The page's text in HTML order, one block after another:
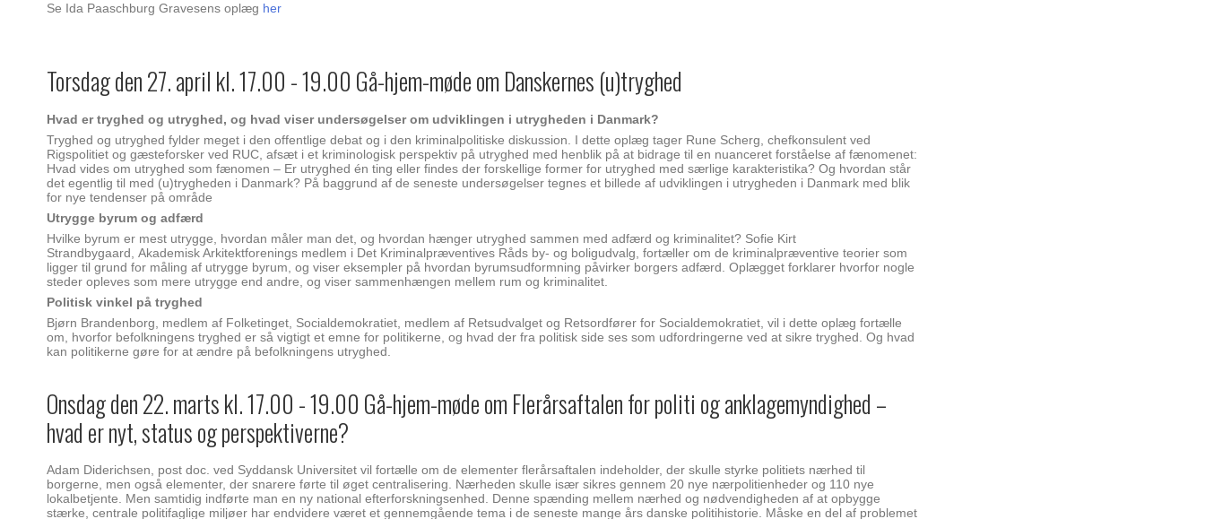
Se Ida Paaschburg Gravesens oplæg her
Torsdag den 27. april kl. 17.00 - 19.00 Gå-hjem-møde om Danskernes (u)tryghed
Hvad er tryghed og utryghed, og hvad viser undersøgelser om udviklingen i utrygheden i Danmark?
Tryghed og utryghed fylder meget i den offentlige debat og i den kriminalpolitiske diskussion. I dette oplæg tager Rune Scherg, chefkonsulent ved
Rigspolitiet og gæsteforsker ved RUC, afsæt i et kriminologisk perspektiv på utryghed med henblik på at bidrage til en nuanceret forståelse af fænomenet:
Hvad vides om utryghed som fænomen – Er utryghed én ting eller findes der forskellige former for utryghed med særlige karakteristika? Og hvordan står
det egentlig til med (u)trygheden i Danmark? På baggrund af de seneste undersøgelser tegnes et billede af udviklingen i utrygheden i Danmark med blik
for nye tendenser på område
Utrygge byrum og adfærd
Hvilke byrum er mest utrygge, hvordan måler man det, og hvordan hænger utryghed sammen med adfærd og kriminalitet? Sofie Kirt
Strandbygaard, Akademisk Arkitektforenings medlem i Det Kriminalpræventives Råds by- og boligudvalg, fortæller om de kriminalpræventive teorier som
ligger til grund for måling af utrygge byrum, og viser eksempler på hvordan byrumsudformning påvirker borgers adfærd. Oplægget forklarer hvorfor nogle
steder opleves som mere utrygge end andre, og viser sammenhængen mellem rum og kriminalitet.
Politisk vinkel på tryghed
Bjørn Brandenborg, medlem af Folketinget, Socialdemokratiet, medlem af Retsudvalget og Retsordfører for Socialdemokratiet, vil i dette oplæg fortælle
om, hvorfor befolkningens tryghed er så vigtigt et emne for politikerne, og hvad der fra politisk side ses som udfordringerne ved at sikre tryghed. Og hvad
kan politikerne gøre for at ændre på befolkningens utryghed.
Onsdag den 22. marts kl. 17.00 - 19.00 Gå-hjem-møde om Flerårsaftalen for politi og anklagemyndighed –
hvad er nyt, status og perspektiverne?
Adam Diderichsen, post doc. ved Syddansk Universitet vil fortælle om de elementer flerårsaftalen indeholder, der skulle styrke politiets nærhed til
borgerne, men også elementer, der snarere førte til øget centralisering. Nærheden skulle især sikres gennem 20 nye nærpolitienheder og 110 nye
lokalbetjente. Men samtidig indførte man en ny national efterforskningsenhed. Denne spænding mellem nærhed og nødvendigheden af at opbygge
stærke, centrale politifaglige miljøer har endvidere været et gennemgående tema i de seneste mange års danske politihistorie. Måske en del af problemet